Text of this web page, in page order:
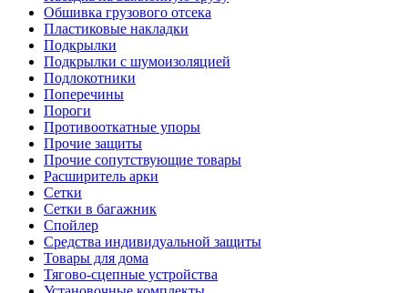
Обшивка грузового отсека
Пластиковые накладки
Подкрылки
Подкрылки с шумоизоляцией
Подлокотники
Поперечины
Пороги
Противооткатные упоры
Прочие защиты
Прочие сопутствующие товары
Расширитель арки
Сетки
Сетки в багажник
Спойлер
Средства индивидуальной защиты
Товары для дома
Тягово-сцепные устройства